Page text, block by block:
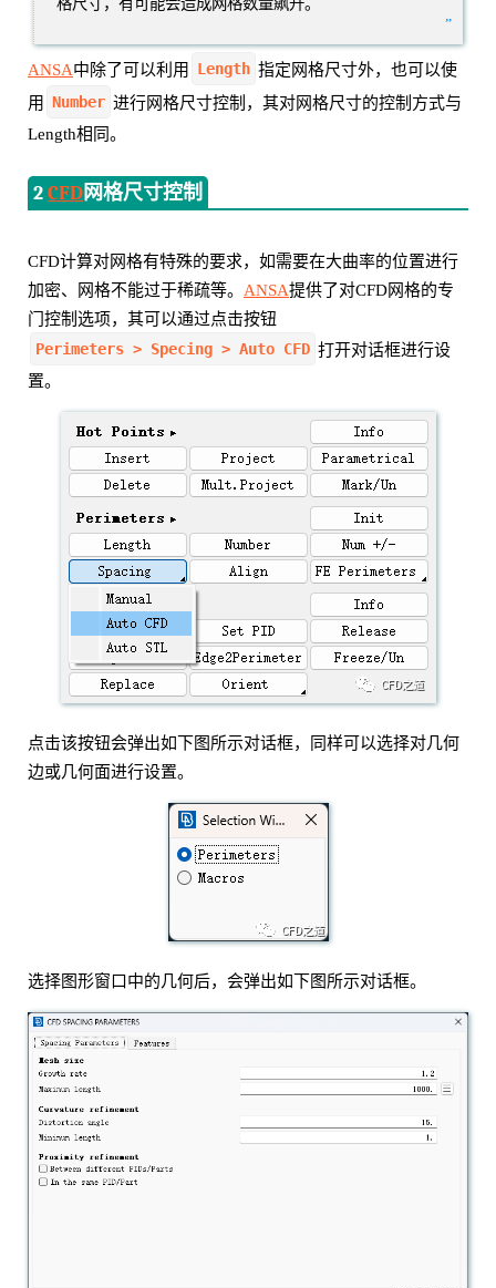
”
ANSA中除了可以利用 Length 指定网格尺寸外，也可以使
用 Number 进行网格尺寸控制，其对网格尺寸的控制方式与
Length相同。
2CFD网格尺寸控制
CFD计算对网格有特殊的要求，如需要在大曲率的位置进行
加密、网格不能过于稀疏等。 ANSA提供了对CFD网格的专
门控制选项，其可以通过点击按钮
Perimeters > Specing > Auto CFD 打开对话框进行设
置。
点击该按钮会弹出如下图所示对话框，同样可以选择对几何
边或几何面进行设置。
选择图形窗口中的几何后，会弹出如下图所示对话框。